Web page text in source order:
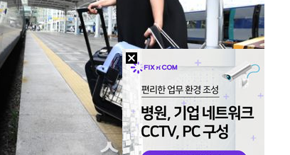
텍스 텍스 url 복 인쇄 목록